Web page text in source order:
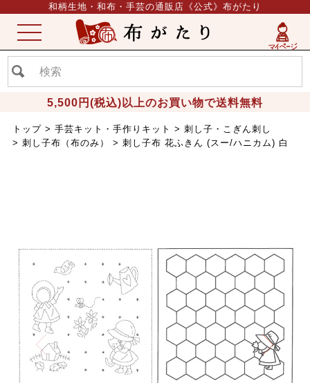
和柄生地・和布・手芸の通販店《公式》布がたり
5,500円(税込)以上のお買い物で送料無料
ME
NU
トップ 手芸キット・手作りキット
刺し子・こぎん刺し
刺し子布（布のみ）
刺し子布 花ふきん (スー/ハニカム) 白